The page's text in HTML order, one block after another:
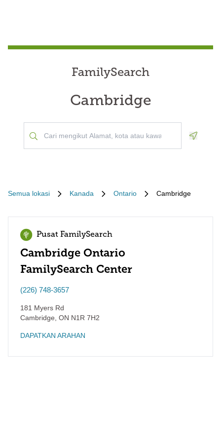
FamilySearch
Cambridge
Semua lokasi Kanada Ontario Cambridge
Pusat FamilySearch
Cambridge Ontario
FamilySearch Center
(226) 748-3657
181 Myers Rd
Cambridge ON N1R 7H2
DAPATKAN ARAHAN